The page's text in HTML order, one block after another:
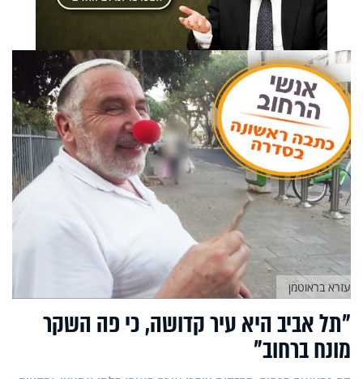
"תל אביב היא עיר קדושה, כי פה השקר
מונח ברחוב"
עזרא בראוטמן